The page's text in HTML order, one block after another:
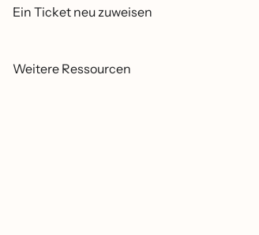
Ein Ticket neu zuweisen
Weitere Ressourcen